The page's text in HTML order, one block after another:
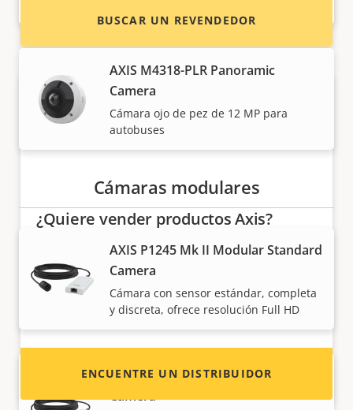
AXIS M4318-PLR Panoramic
Camera
Cámara ojo de pez de 12 MP para
autobuses
Cámaras modulares
AXIS P1245 Mk II Modular Standard
Camera
Cámara con sensor estándar, completa
y discreta, ofrece resolución Full HD
AXIS P1265 Mk II Modular Pinhole
Camera
BUSCAR UN REVENDEDOR
¿Quiere vender productos Axis?
¿Está interesado en convertirse en
revendedor? Encuentre información de
contacto de distribuidores de productos y
sistemas Axis.
ENCUENTRE UN DISTRIBUIDOR